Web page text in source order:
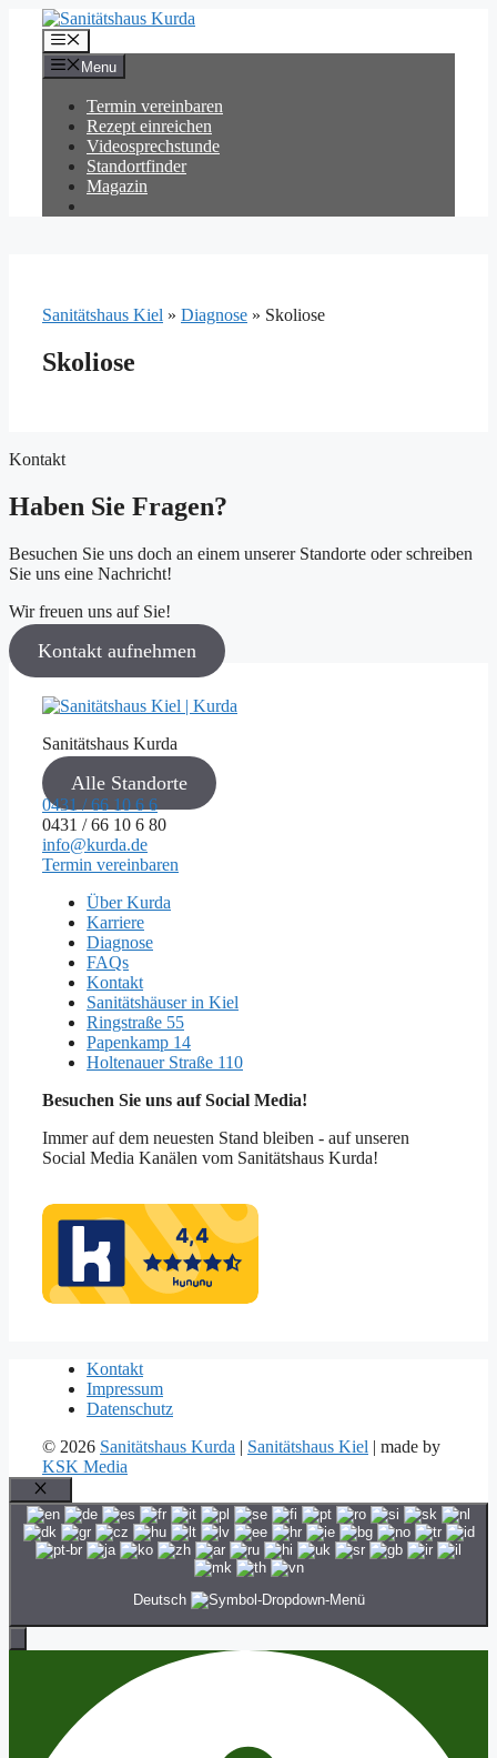
Inhalt
springen
Menü
Menu
Termin vereinbaren
Rezept einreichen
Videosprechstunde
Standortfinder
Magazin
Sanitätshaus Kiel » Diagnose » Skoliose
Skoliose
Kontakt
Haben Sie Fragen?
Besuchen Sie uns doch an einem unserer Standorte oder schreiben
Sie uns eine Nachricht!
Wir freuen uns auf Sie!
Kontakt aufnehmen
Sanitätshaus Kurda
Alle Standorte
0431 / 66 10 6 6
0431 / 66 10 6 80
info@kurda.de
Termin vereinbaren
Über Kurda
Karriere
Diagnose
FAQs
Kontakt
Sanitätshäuser in Kiel
Ringstraße 55
Papenkamp 14
Holtenauer Straße 110
Besuchen Sie uns auf Social Media!
Immer auf dem neuesten Stand bleiben - auf unseren
Social Media Kanälen vom Sanitätshaus Kurda!
Kontakt
Impressum
Datenschutz
© 2026 Sanitätshaus Kurda | Sanitätshaus Kiel | made by
KSK Media
Schließen
Deutsch